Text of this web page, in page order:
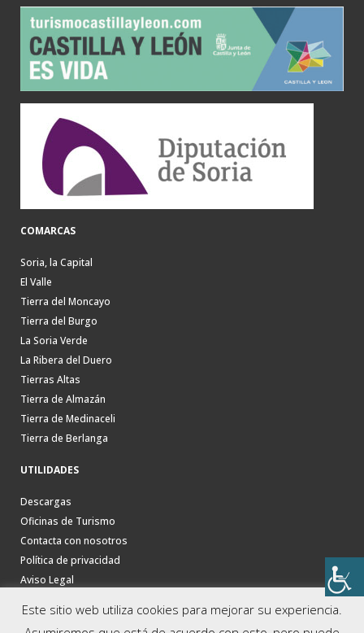
COMARCAS
Soria, la Capital
El Valle
Tierra del Moncayo
Tierra del Burgo
La Soria Verde
La Ribera del Duero
Tierras Altas
Tierra de Almazán
Tierra de Medinaceli
Tierra de Berlanga
UTILIDADES
Descargas
Oficinas de Turismo
Contacta con nosotros
Política de privacidad
Aviso Legal
Este sitio web utiliza cookies para mejorar su experiencia.